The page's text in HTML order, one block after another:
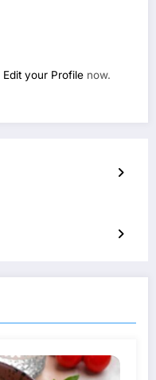
Edit your Profile now.